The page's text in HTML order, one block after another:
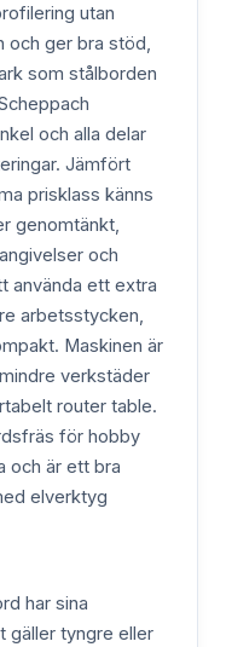
utan
ger bra stöd,
som stålborden
och alla delar
Jämfört
prisklass känns
genomtänkt,
och
använda ett extra
arbetsstycken,
Maskinen är
verkstäder
router table.
för hobby
och är ett bra
elverktyg
har sina
gäller tyngre eller